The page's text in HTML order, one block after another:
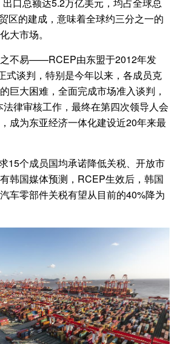
区的建成，意味着全球约三分之一的
大市场。
不易——RCEP由东盟于2012年发
式谈判，特别是今年以来，各成员克
巨大困难，全面完成市场准入谈判，
律审核工作，最终在第四次领导人会
成为东亚经济一体化建设近20年来最
个成员国均承诺降低关税、开放市
韩国媒体预测，RCEP生效后，韩国
车零部件关税有望从目前的40%降为